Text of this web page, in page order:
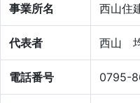
事業所名 西山住
代表者 西山
電話番号 0795-